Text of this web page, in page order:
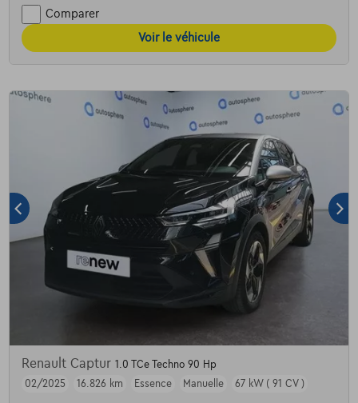
Comparer
Voir le véhicule
Renault Captur 1.0 TCe Techno 90 Hp
02/2025
16.826 km Essence Manuelle 67 kW ( 91 CV )